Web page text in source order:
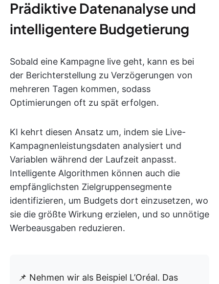
Prädiktive Datenanalyse und
intelligentere Budgetierung
Sobald eine Kampagne live geht, kann es bei
der Berichterstellung zu Verzögerungen von
mehreren Tagen kommen, sodass
Optimierungen oft zu spät erfolgen.
KI kehrt diesen Ansatz um, indem sie Live-
Kampagnenleistungsdaten analysiert und
Variablen während der Laufzeit anpasst.
Intelligente Algorithmen können auch die
empfänglichsten Zielgruppensegmente
identifizieren, um Budgets dort einzusetzen, wo
sie die größte Wirkung erzielen, und so unnötige
Werbeausgaben reduzieren.
📌 Nehmen wir als Beispiel L’Oréal. Das